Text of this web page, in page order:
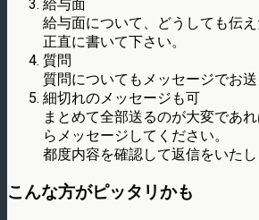
給与面
給与面について、どうしても伝え
正直に書いて下さい。
質問
質問についてもメッセージでお送
細切れのメッセージも可
まとめて全部送るのが大変であ
らメッセージしてください。
都度内容を確認して返信をいたし
こんな方がピッタリかも